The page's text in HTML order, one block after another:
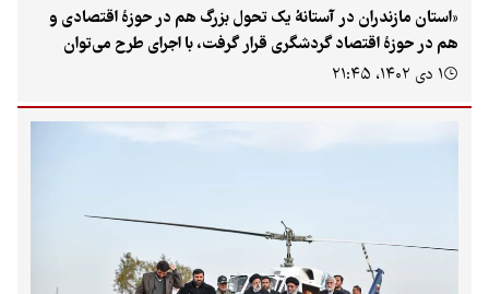
«استان مازندران در آستانهٔ یک تحول بزرگ هم در حوزهٔ اقتصادی و
هم در حوزهٔ اقتصاد گردشگری قرار گرفت، با اجرای طرح می‌توان
منطقه را از حالت بالقوهٔ کنونی به قطب بالفعل اقتصادی گردشگری
چالوس است. طرحی که از آن سخن گفته همان طرح پارک جنگلی در
عرصهٔ شش هزار هکتار از جنگل‌های منطقهٔ «ورگاویج»، «خانیکان» و
چنین طرحی می‌تواند در استانی که بیشترین گردشگر کشور را دارد،
تحول بزرگی ایجاد کند یا بازهم واگذاری انجام می‌‌شود و بعد
سرمایه‌گذار کتابچه‌ٔ طرح را کنار گذاشته و بنا به صلاحدید خود عمل